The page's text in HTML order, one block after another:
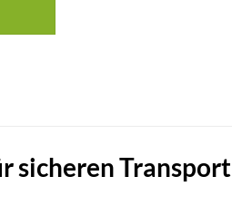
sicheren Transport